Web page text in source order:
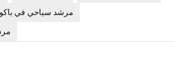
مرشد سياحي في باكو